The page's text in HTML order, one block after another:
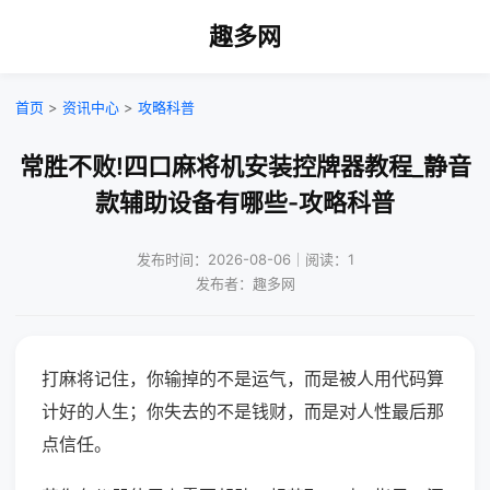
趣多网
首页 > 资讯中心 > 攻略科普
常胜不败!四口麻将机安装控牌器教程_静音
款辅助设备有哪些-攻略科普
发布时间：2026-08-06｜阅读：1
发布者：趣多网
打麻将记住，你输掉的不是运气，而是被人用代码算
计好的人生；你失去的不是钱财，而是对人性最后那
点信任。